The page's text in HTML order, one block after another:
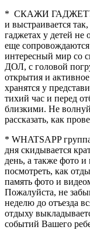
* СКАЖИ ГАДЖЕТУ
и выстраивается
гаджетах у детей не
еще
интересный мир со
ДОЛ, с головой
открытия и
хранятся у
тихий час и перед
близкими. Не
рассказать, как
* WHATSAPP
дня скидывается
день, а также фото
посмотреть, как
память фото и
Пожалуйста, не
неделю до отъезда
отдыху
событий Вашего